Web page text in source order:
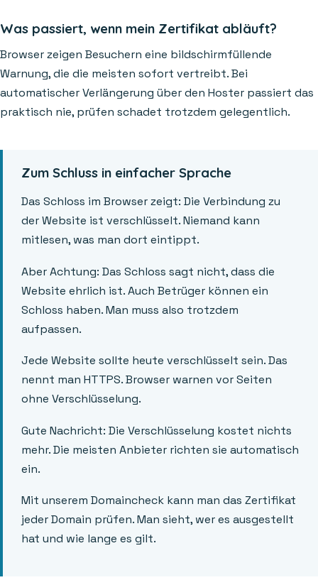
Was passiert, wenn mein Zertifikat abläuft?
Browser zeigen Besuchern eine bildschirmfüllende
Warnung, die die meisten sofort vertreibt. Bei
automatischer Verlängerung über den Hoster passiert das
praktisch nie, prüfen schadet trotzdem gelegentlich.
Zum Schluss in einfacher Sprache
Das Schloss im Browser zeigt: Die Verbindung zu
der Website ist verschlüsselt. Niemand kann
mitlesen, was man dort eintippt.
Aber Achtung: Das Schloss sagt nicht, dass die
Website ehrlich ist. Auch Betrüger können ein
Schloss haben. Man muss also trotzdem
aufpassen.
Jede Website sollte heute verschlüsselt sein. Das
nennt man HTTPS. Browser warnen vor Seiten
ohne Verschlüsselung.
Gute Nachricht: Die Verschlüsselung kostet nichts
mehr. Die meisten Anbieter richten sie automatisch
ein.
Mit unserem Domaincheck kann man das Zertifikat
jeder Domain prüfen. Man sieht, wer es ausgestellt
hat und wie lange es gilt.